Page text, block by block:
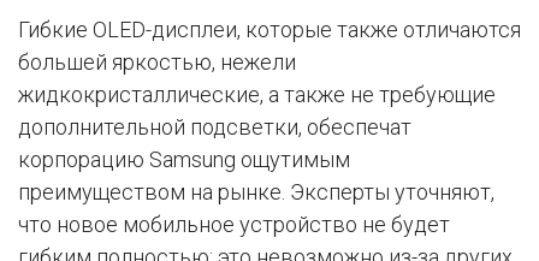
Гибкие OLED-дисплеи, которые также отличаются
большей яркостью, нежели
жидкокристаллические, а также не требующие
дополнительной подсветки, обеспечат
корпорацию Samsung ощутимым
преимуществом на рынке. Эксперты уточняют,
что новое мобильное устройство не будет